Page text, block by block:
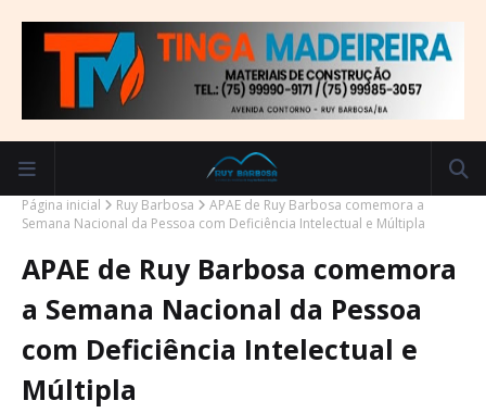
Página inicial Ruy Barbosa
APAE de Ruy Barbosa comemora a
Semana Nacional da Pessoa com Deficiência Intelectual e Múltipla
APAE de Ruy Barbosa comemora
a Semana Nacional da Pessoa
com Deficiência Intelectual e
Múltipla